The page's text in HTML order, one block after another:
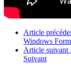
Article
Windows
Article suivant
Suivant